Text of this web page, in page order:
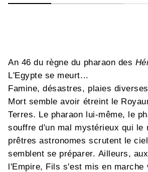
An 46 du règne du pharaon des
L'Egypte se meurt...
Famine, désastres, plaies
Mort semble avoir étreint le
Terres. Le pharaon lui-même, le
souffre d'un mal mystérieux qui le
prêtres astronomes scrutent le
semblent se préparer. Ailleurs, aux frontières de
l'Empire, Fils s'est mis en marche